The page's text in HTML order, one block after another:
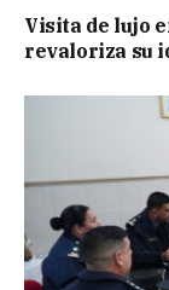
Visita de lujo
revaloriza su